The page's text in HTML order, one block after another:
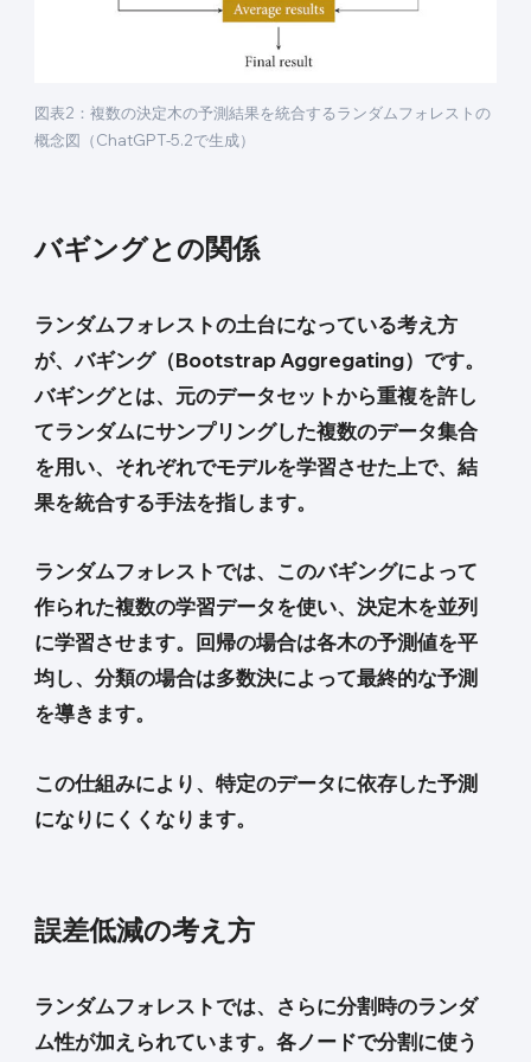
図表2：複数の決定木の予測結果を統合するランダムフォレストの
概念図（ChatGPT-5.2で生成）
バギングとの関係
ランダムフォレストの土台になっている考え方
が、バギング（Bootstrap Aggregating）です。
バギングとは、元のデータセットから重複を許し
てランダムにサンプリングした複数のデータ集合
を用い、それぞれでモデルを学習させた上で、結
果を統合する手法を指します。
ランダムフォレストでは、このバギングによって
作られた複数の学習データを使い、決定木を並列
に学習させます。回帰の場合は各木の予測値を平
均し、分類の場合は多数決によって最終的な予測
を導きます。
この仕組みにより、特定のデータに依存した予測
になりにくくなります。
誤差低減の考え方
ランダムフォレストでは、さらに分割時のランダ
ム性が加えられています。各ノードで分割に使う